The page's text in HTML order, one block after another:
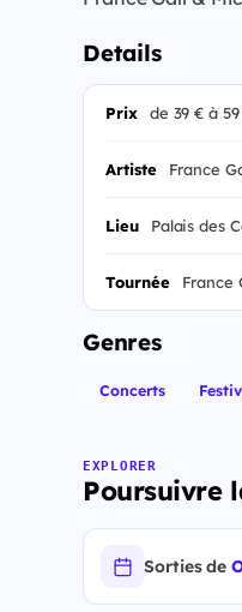
Details
Prix de 39 € à
Artiste France
Lieu Palais des
Tournée France
Genres
Concerts
EXPLORER
Poursuivre
Sorties de